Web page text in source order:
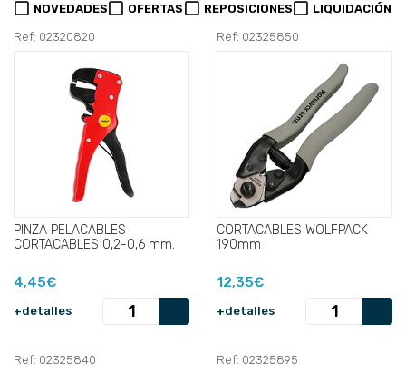
NOVEDADES OFERTAS REPOSICIONES LIQUIDACIÓN
Ref: 02320820
PINZA PELACABLES
CORTACABLES 0,2-0,6 mm.
4,45€
+detalles
Ref: 02325850
CORTACABLES WOLFPACK
190mm .
12,35€
+detalles
Ref: 02325840 Ref: 02325895